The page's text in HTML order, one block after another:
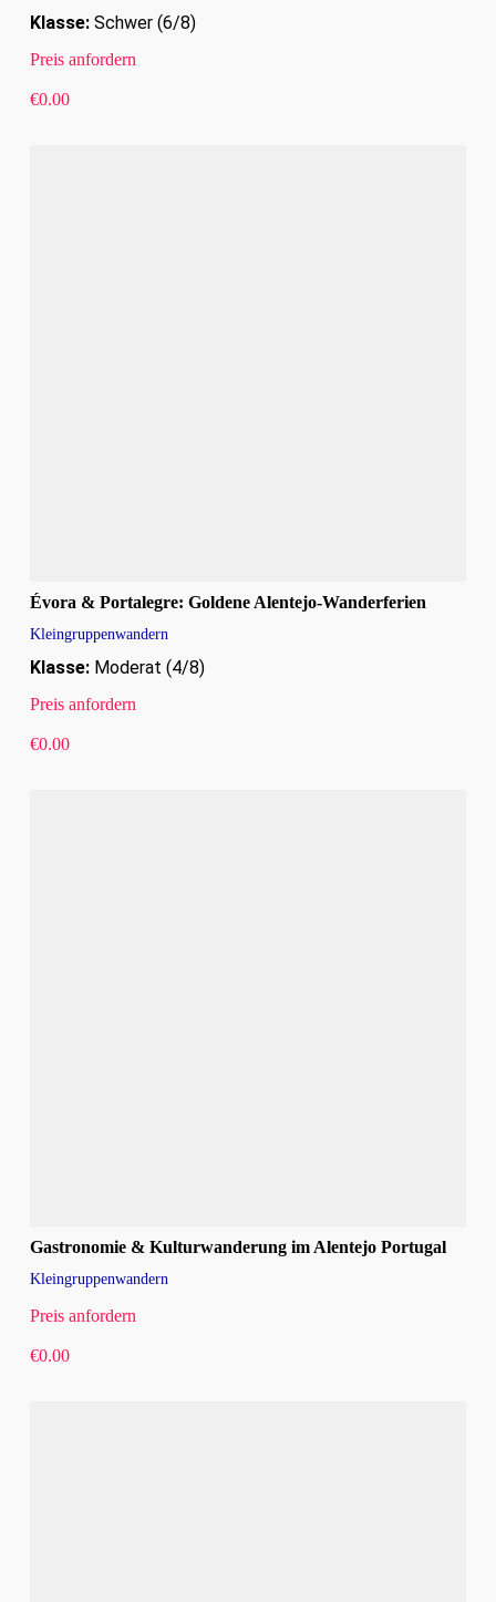
Klasse:Schwer (6/8)
Preis anfordern
€0.00
Évora & Portalegre: Goldene Alentejo-Wanderferien
Kleingruppenwandern
Klasse:Moderat (4/8)
Preis anfordern
€0.00
Gastronomie & Kulturwanderung im Alentejo Portugal
Kleingruppenwandern
Preis anfordern
€0.00